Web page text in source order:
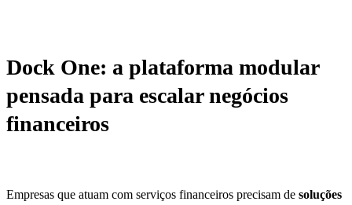
Dock One: a plataforma modular
pensada para escalar negócios
financeiros
Empresas que atuam com serviços financeiros precisam de soluções